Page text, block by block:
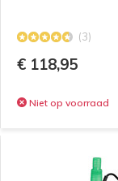
(3)
€ 118,95
Niet op voorraad